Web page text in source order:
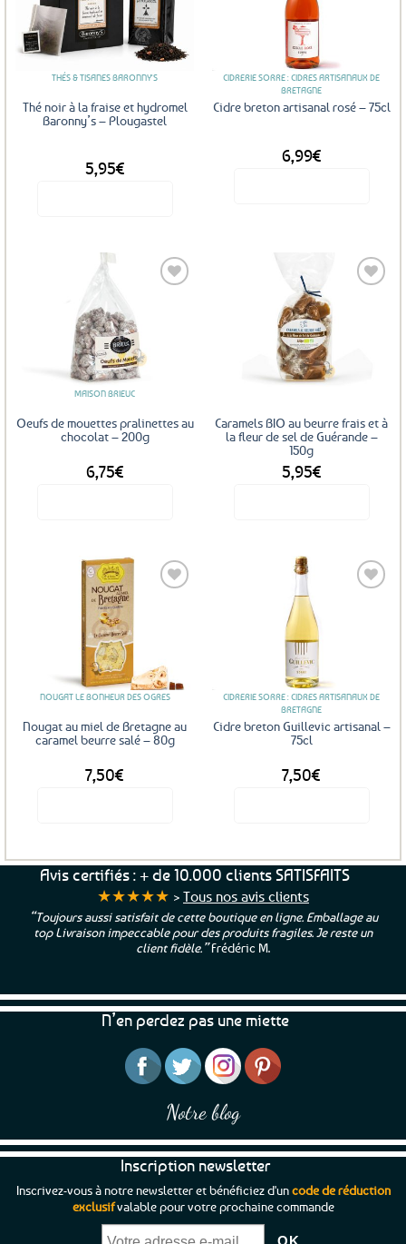
Ajouter
aux
favoris
THÉS & TISANES BARONNY'S
Thé noir à la fraise et hydromel
Baronny’s – Plougastel
5,95€
sur
CIDRERIE SORRE : CIDRES ARTISANAUX DE
BRETAGNE
Cidre breton artisanal rosé – 75cl
6,99€
MAISON BRIEUC
Oeufs de mouettes pralinettes au
chocolat – 200g
6,75€
Caramels BIO au beurre frais et à
la fleur de sel de Guérande –
150g
5,95€
NOUGAT LE BONHEUR DES OGRES
Nougat au miel de Bretagne au
caramel beurre salé – 80g
7,50€
CIDRERIE SORRE : CIDRES ARTISANAUX DE
BRETAGNE
Cidre breton Guillevic artisanal –
75cl
7,50€
Avis certifiés : + de 10.000 clients SATISFAITS
★★★★★ > Tous nos avis clients
“Toujours aussi satisfait de cette boutique en ligne. Emballage au
top Livraison impeccable pour des produits fragiles. Je reste un
client fidèle.”Frédéric M.
N’en perdez pas une miette
Notre blog
Inscription newsletter
Inscrivez-vous à notre newsletter et bénéficiez d'uncode de réduction
exclusifvalable pour votre prochaine commande